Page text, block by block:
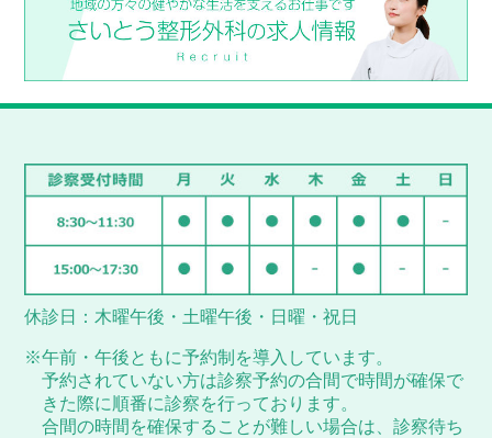
休診日：木曜午後・土曜午後・日曜・祝日
※午前・午後ともに予約制を導入しています。
予約されていない方は診察予約の合間で時間が確保で
きた際に順番に診察を行っております。
合間の時間を確保することが難しい場合は、診察待ち